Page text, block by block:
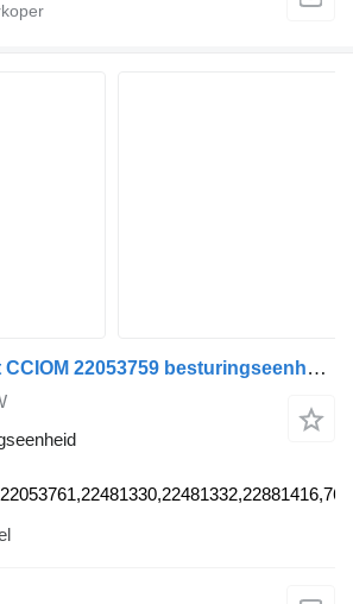
Volvo Control unit CCIOM 22053759 besturingseenheid voor Volvo vrachtwagen